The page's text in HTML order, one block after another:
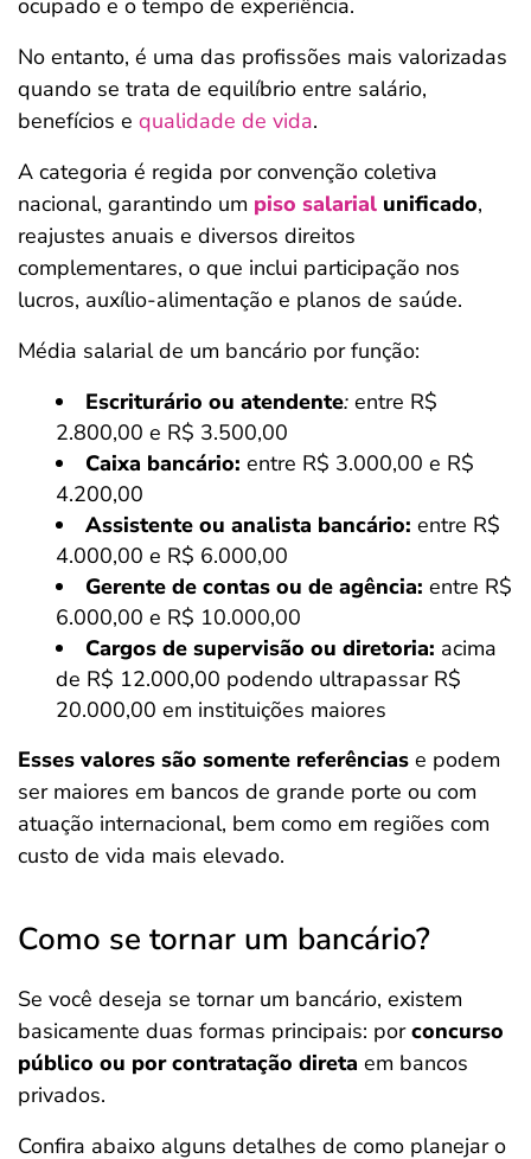
ocupado e o tempo de experiência.
No entanto, é uma das profissões mais valorizadas
quando se trata de equilíbrio entre salário,
benefícios e qualidade de vida.
A categoria é regida por convenção coletiva
nacional, garantindo um piso salarial unificado,
reajustes anuais e diversos direitos
complementares, o que inclui participação nos
lucros, auxílio-alimentação e planos de saúde.
Média salarial de um bancário por função:
Escriturário ou atendente: entre R$
2.800,00 e R$ 3.500,00
Caixa bancário: entre R$ 3.000,00 e R$
4.200,00
Assistente ou analista bancário: entre R$
4.000,00 e R$ 6.000,00
Gerente de contas ou de agência: entre R$
6.000,00 e R$ 10.000,00
Cargos de supervisão ou diretoria: acima
de R$ 12.000,00 podendo ultrapassar R$
20.000,00 em instituições maiores
Esses valores são somente referências e podem
ser maiores em bancos de grande porte ou com
atuação internacional, bem como em regiões com
custo de vida mais elevado.
Como se tornar um bancário?
Se você deseja se tornar um bancário, existem
basicamente duas formas principais: porconcurso
público ou por contratação direta em bancos
privados.
Confira abaixo alguns detalhes de como planejar o